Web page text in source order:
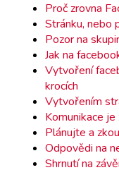
Proč zrovna
Stránku, nebo
Pozor na
Jak na
Vytvoření
krocích
Vytvořením
Komunikace je
Plánujte a
Odpovědi na
Shrnutí na